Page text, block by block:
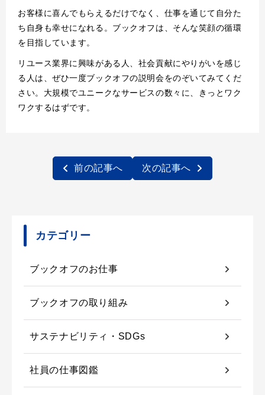
お客様に喜んでもらえるだけでなく、仕事を通じて自分た
ち自身も幸せになれる。ブックオフは、そんな笑顔の循環
を目指しています。
リユース業界に興味がある人、社会貢献にやりがいを感じ
る人は、ぜひ一度ブックオフの説明会をのぞいてみてくだ
さい。大規模でユニークなサービスの数々に、きっとワク
ワクするはずです。
前の記事へ 次の記事へ
カテゴリー
ブックオフのお仕事
ブックオフの取り組み
サステナビリティ・SDGs
社員の仕事図鑑